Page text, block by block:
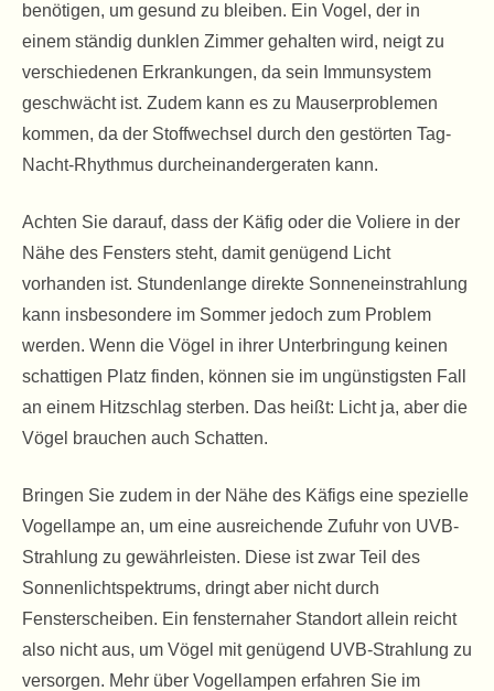
benötigen, um gesund zu bleiben. Ein Vogel, der in
einem ständig dunklen Zimmer gehalten wird, neigt zu
verschiedenen Erkrankungen, da sein Immunsystem
geschwächt ist. Zudem kann es zu Mauserproblemen
kommen, da der Stoffwechsel durch den gestörten Tag-
Nacht-Rhythmus durcheinandergeraten kann.
Achten Sie darauf, dass der Käfig oder die Voliere in der
Nähe des Fensters steht, damit genügend Licht
vorhanden ist. Stundenlange direkte Sonneneinstrahlung
kann insbesondere im Sommer jedoch zum Problem
werden. Wenn die Vögel in ihrer Unterbringung keinen
schattigen Platz finden, können sie im ungünstigsten Fall
an einem Hitzschlag sterben. Das heißt: Licht ja, aber die
Vögel brauchen auch Schatten.
Bringen Sie zudem in der Nähe des Käfigs eine spezielle
Vogellampe an, um eine ausreichende Zufuhr von UVB-
Strahlung zu gewährleisten. Diese ist zwar Teil des
Sonnenlichtspektrums, dringt aber nicht durch
Fensterscheiben. Ein fensternaher Standort allein reicht
also nicht aus, um Vögel mit genügend UVB-Strahlung zu
versorgen. Mehr über Vogellampen erfahren Sie im